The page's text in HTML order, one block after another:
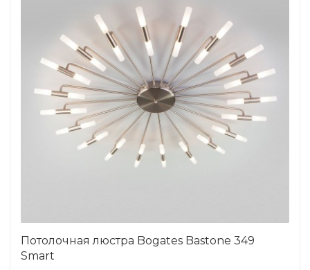
Потолочная люстра Bogates Bastone 349
Smart